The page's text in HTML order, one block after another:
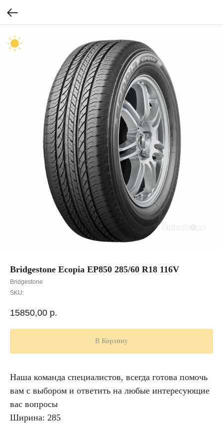
Bridgestone Ecopia EP850 285/60 R18 116V
Bridgestone
SKU:
15850,00 р.
В Корзину
Наша команда специалистов, всегда готова помочь
вам с выбором и ответить на любые интересующие
вас вопросы
Ширина: 285